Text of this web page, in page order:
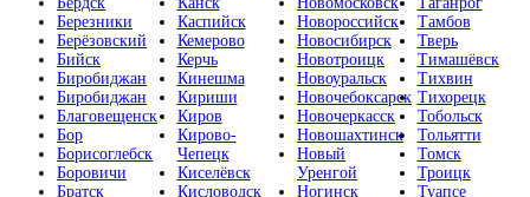
Березники
Берёзовский
Бийск
Биробиджан
Биробиджан
Благовещенск
Бор
Борисоглебск
Боровичи
Братск
Каспийск
Кемерово
Керчь
Кинешма
Кириши
Киров
Кирово-
Чепецк
Киселёвск
Кисловодск
Новороссийск
Новосибирск
Новотроицк
Новоуральск
Новочебоксарск
Новочеркасск
Новошахтинск
Новый
Уренгой
Ногинск
Тамбов
Тверь
Тимашёвск
Тихвин
Тихорецк
Тобольск
Тольятти
Томск
Троицк
Туапсе